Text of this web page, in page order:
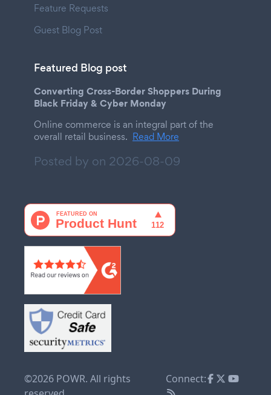
Feature Requests
Guest Blog Post
Featured Blog post
Converting Cross-Border Shoppers During
Black Friday & Cyber Monday
Online commerce is an integral part of the
overall retail business. Read More
Posted by on 2026-08-09
©2026 POWR. All rights
Connect: